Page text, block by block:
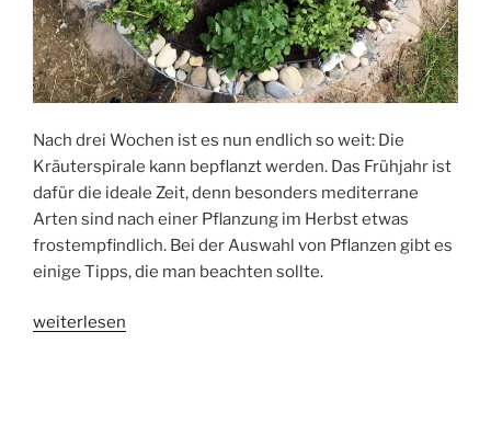
Nach drei Wochen ist es nun endlich so weit: Die
Kräuterspirale kann bepflanzt werden. Das Frühjahr ist
dafür die ideale Zeit, denn besonders mediterrane
Arten sind nach einer Pflanzung im Herbst etwas
frostempfindlich. Bei der Auswahl von Pflanzen gibt es
einige Tipps, die man beachten sollte.
„Eine
weiterlesen